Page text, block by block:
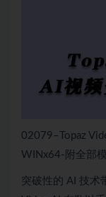
02079–Topaz
WINx64-附全部
突破性的 AI 技术